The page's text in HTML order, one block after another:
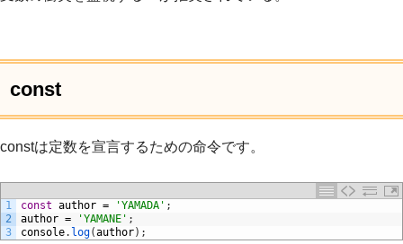
const
constは定数を宣言するための命令です。
1
2
3
const author = 'YAMADA' ;
author = 'YAMANE' ;
console. log(author) ;